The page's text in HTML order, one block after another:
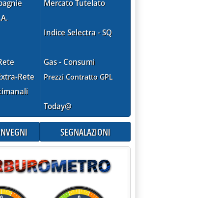
Rete
Mercato Tutelato
Indice Selectra - SQ
Gas - Consumi
Prezzi Contratto GPL
Today@
SEGNALAZIONI